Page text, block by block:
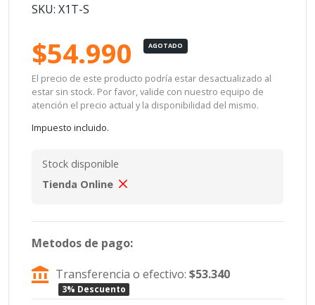
SKU: X1T-S
$54.990 AGOTADO
El precio de este producto podría estar desactualizado al
estar sin stock. Por favor, valide con nuestro equipo de
atención el precio actual y la disponibilidad del mismo.
Impuesto incluido.
Stock disponible
Tienda Online
Metodos de pago:
Transferencia o efectivo:$53.340
3% Descuento